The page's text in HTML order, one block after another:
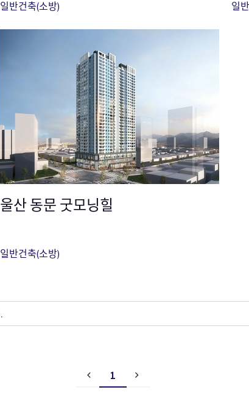
일반건축(소방) 일
울산 동문 굿모닝힐
일반건축(소방)
1